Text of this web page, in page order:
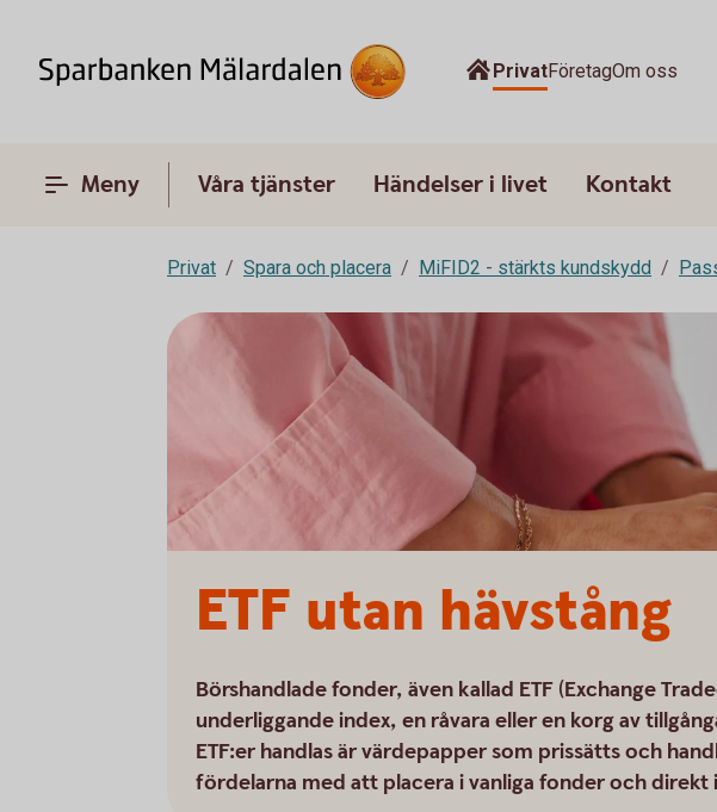
PrivatFöretagOm oss
Meny Våra tjänster Händelser i livet Kontakt
Privat Spara och placera MiFID2 - stärkts kundskydd
ETF utan hävstång
Börshandlade fonder, även kallad ETF (Exchange
underliggande index, en råvara eller en korg av
ETF:er handlas är värdepapper som prissätts och
fördelarna med att placera i vanliga fonder och direkt